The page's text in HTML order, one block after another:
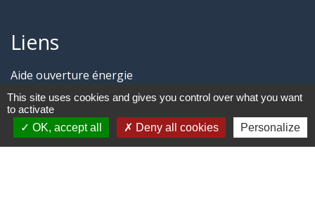
Liens
Aide ouverture énergie
Collège Marie MARVINGT de TALLARD
Aérodrome de GAP-TALLARD
Trail des Balcons de CHÂTEAUVIEUX
Aide ouverture gaz
This site uses cookies and gives you control over what you want
to activate
OK, accept all
Deny all cookies Personalize